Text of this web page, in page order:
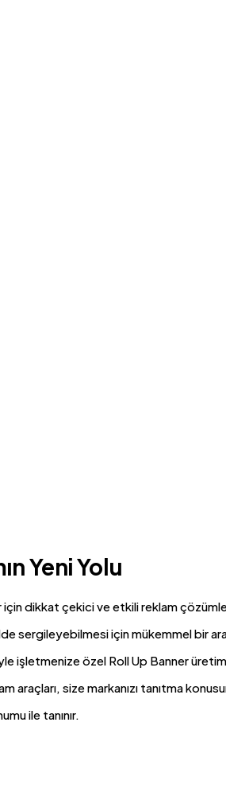
Yeni Yolu
için dikkat çekici ve etkili reklam
sergileyebilmesi için mükemmel bir
işletmenize özel Roll Up Banner
size markanızı tanıtma
ile tanınır.